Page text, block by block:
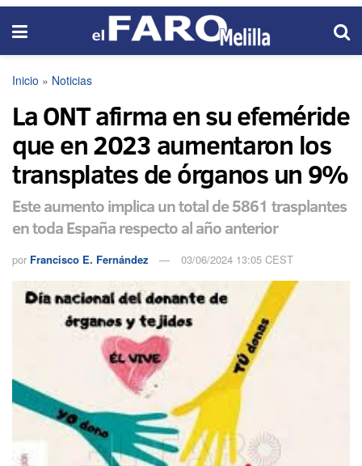
Inicio » Noticias
La ONT afirma en su efeméride
que en 2023 aumentaron los
transplates de órganos un 9%
Este aumento implica un total de 5861 trasplantes
en toda España respecto al año anterior
por Francisco E. Fernández 03/06/2024 13:05 CEST